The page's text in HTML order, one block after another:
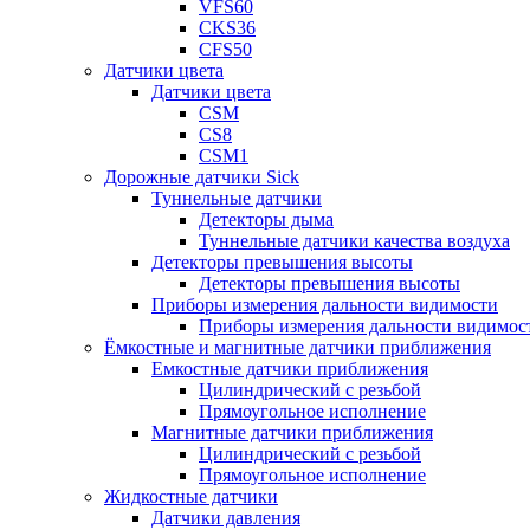
VFS60
CKS36
CFS50
Датчики цвета
Датчики цвета
CSM
CS8
CSM1
Дорожные датчики Sick
Туннельные датчики
Детекторы дыма
Туннельные датчики качества воздуха
Детекторы превышения высоты
Детекторы превышения высоты
Приборы измерения дальности видимости
Приборы измерения дальности
Ёмкостные и магнитные датчики приближения
Емкостные датчики приближения
Цилиндрический с резьбой
Прямоугольное исполнение
Магнитные датчики приближения
Цилиндрический с резьбой
Прямоугольное исполнение
Жидкостные датчики
Датчики давления